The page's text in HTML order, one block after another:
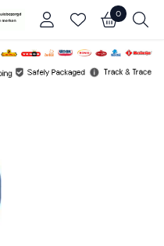
Kies instellingen of sta alle
0